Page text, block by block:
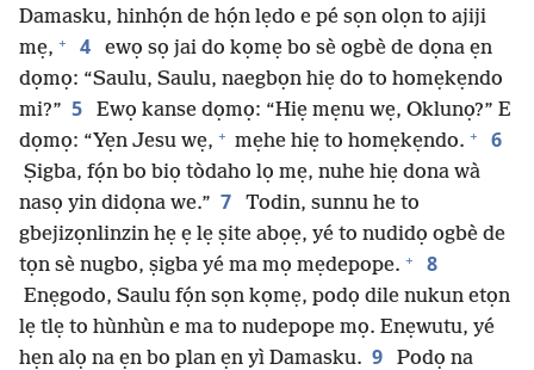
Damasku, hinhọ́n de họ́n lẹdo e pé sọn olọn to ajiji
mẹ, + 4
ewọ sọ jai do kọmẹ bo sè ogbè de dọna ẹn
dọmọ: “Saulu, Saulu, naegbọn hiẹ do to homẹkẹndo
mi?” 5
Ewọ kanse dọmọ: “Hiẹ mẹnu wẹ, Oklunọ?” E
dọmọ: “Yẹn Jesu wẹ, + mẹhe hiẹ to homẹkẹndo. + 6
Ṣigba, fọ́n bo biọ tòdaho lọ mẹ, nuhe hiẹ dona wà
nasọ yin didọna we.” 7
Todin, sunnu he to
gbejizọnlinzin hẹ ẹ lẹ ṣite abọẹ, yé to nudidọ ogbè de
tọn sè nugbo, ṣigba yé ma mọ mẹdepope. + 8
Enẹgodo, Saulu fọ́n sọn kọmẹ, podọ dile nukun etọn
lẹ tlẹ to hùnhùn e ma to nudepope mọ. Enẹwutu, yé
hẹn alọ na ẹn bo plan ẹn yì Damasku. 9
Podọ na